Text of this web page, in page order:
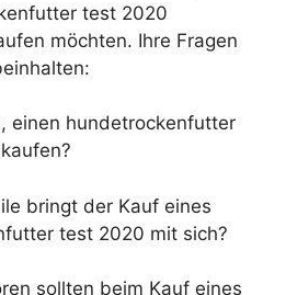
test 2020
möchten. Ihre Fragen
einen hundetrockenfutter
bringt der Kauf eines
test 2020 mit sich?
sollten beim Kauf eines